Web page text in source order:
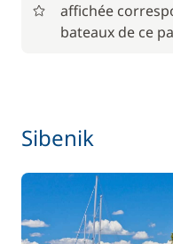
affichée
bateaux de ce
Sibenik